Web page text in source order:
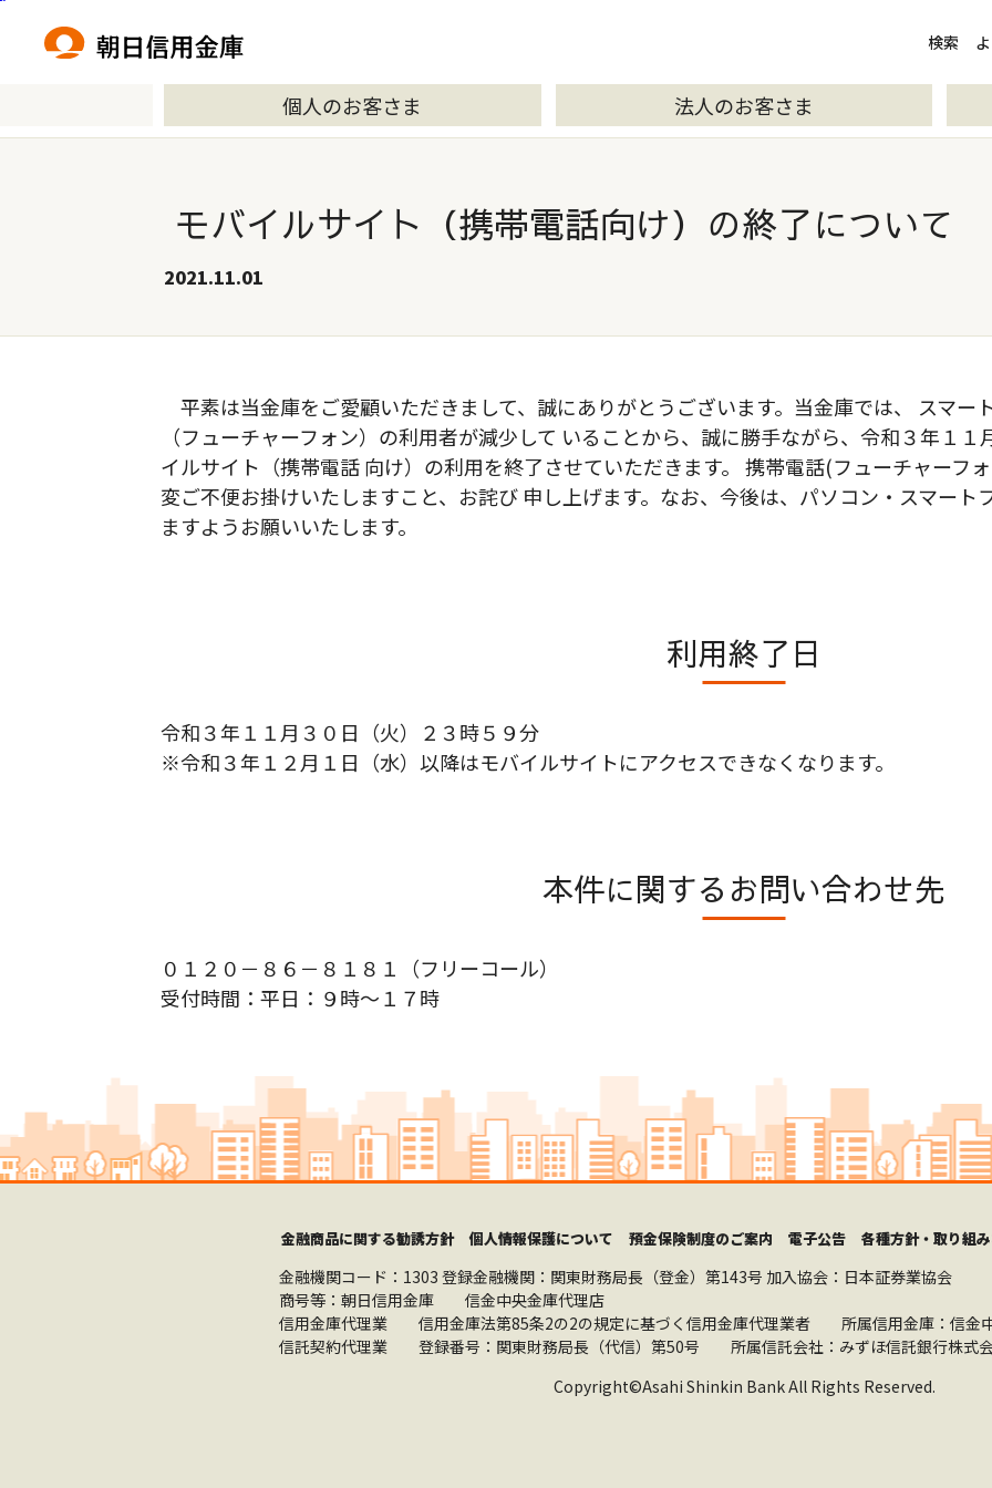
検索 検索
個人のお客さま 法人のお客さま
モバイルサイト（携帯電話向け）の終了について
2021.11.01
平素は当金庫をご愛顧いただきまして、誠にありがとうございます。当金庫では、 スマー
（フューチャーフォン）の利用者が減少して いることから、誠に勝手ながら、令和３年１
イルサイト（携帯電話 向け）の利用を終了させていただきます。 携帯電話(フューチャーフ
変ご不便お掛けいたしますこと、お詫び 申し上げます。なお、今後は、パソコン・スマート
ますようお願いいたします。
利用終了日
令和３年１１月３０日（火）２３時５９分
※令和３年１２月１日（水）以降はモバイルサイトにアクセスできなくなります。
本件に関するお問い合わせ先
０１２０－８６－８１８１（フリーコール）
受付時間：平日：９時～１７時
金融商品に関する勧誘方針 個人情報保護について 預金保険制度のご案内 電子公告 各種方針・取り組
金融機関コード：1303 登録金融機関：関東財務局長（登金）第143号 加入協会：日本証券業協会
商号等：朝日信用金庫 信金中央金庫代理店
信用金庫代理業 信用金庫法第85条2の2の規定に基づく信用金庫代理業者 所属信用金庫：信金
信託契約代理業 登録番号：関東財務局長（代信）第50号 所属信託会社：みずほ信託銀行株式会
Copyright©Asahi Shinkin Bank All Rights Reserved.